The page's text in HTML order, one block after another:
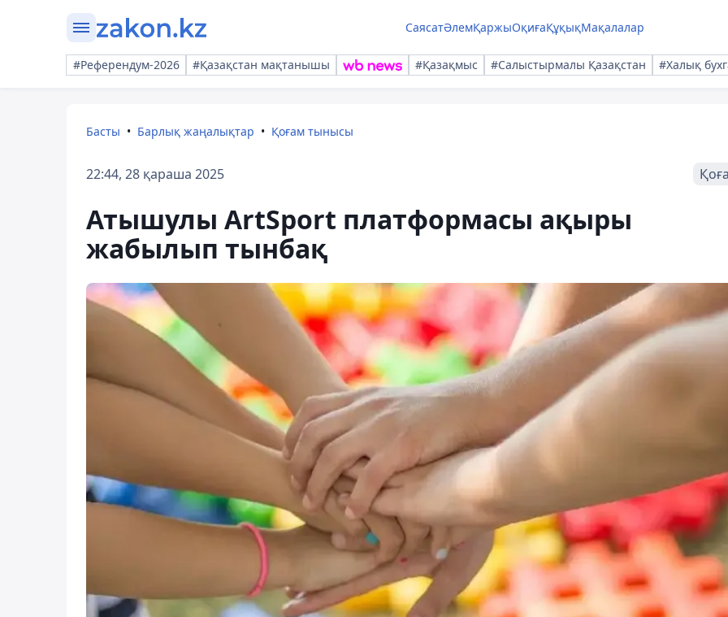
СаясатӘлемҚаржыОқиғаҚұқықМақалалар
#Референдум-2026 #Қазақстан мақтанышы #Қазақмыс #Салыстырмалы Қазақстан #Халық
Басты Барлық жаңалықтар Қоғам тынысы
22:44, 28 қараша 2025
Атышулы ArtSport платформасы ақыры
жабылып тынбақ